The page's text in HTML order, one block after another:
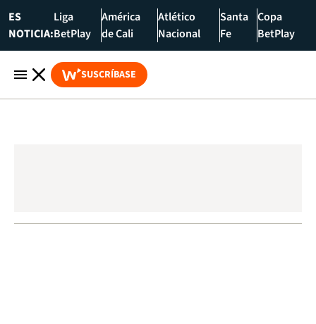
ES
NOTICIA:
Liga
BetPlay
América
de Cali
Atlético
Nacional
Santa
Fe
Copa
BetPlay
SUSCRÍBASE